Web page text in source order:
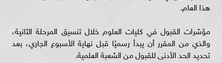
هذا العام.
مؤشرات القبول في كليات العلوم خلال تنسيق المرحلة الثانية،
والذي من المقرر أن يبدأ رسميًا قبل نهاية الأسبوع الجاري، بعد
تحديد الحد الأدنى للقبول من الشعبة العلمية.